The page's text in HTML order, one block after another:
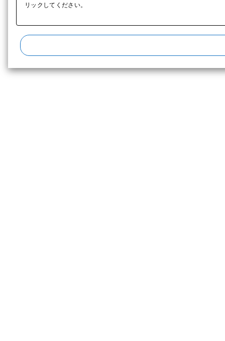
リックしてください。​